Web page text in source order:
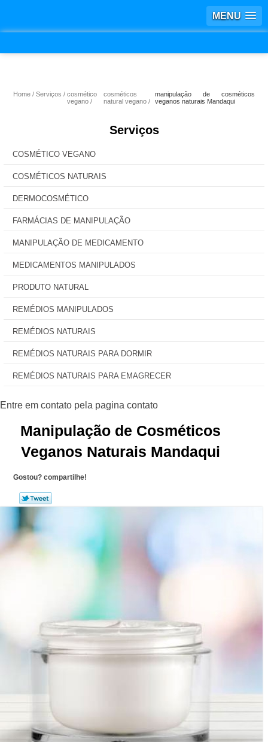
MENU
Home Serviços
cosmético
vegano
cosméticos
natural vegano
manipulação de cosméticos
veganos naturais Mandaqui
Serviços
COSMÉTICO VEGANO
COSMÉTICOS NATURAIS
DERMOCOSMÉTICO
FARMÁCIAS DE MANIPULAÇÃO
MANIPULAÇÃO DE MEDICAMENTO
MEDICAMENTOS MANIPULADOS
PRODUTO NATURAL
REMÉDIOS MANIPULADOS
REMÉDIOS NATURAIS
REMÉDIOS NATURAIS PARA DORMIR
REMÉDIOS NATURAIS PARA EMAGRECER
Manipulação de Cosméticos
Veganos Naturais Mandaqui
Gostou? compartilhe!